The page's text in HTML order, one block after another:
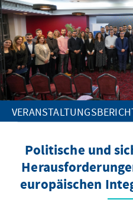
Politische und
europäischen